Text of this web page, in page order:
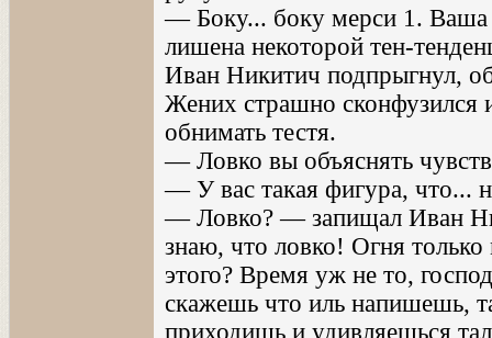
— Боку... боку мерси 1. Ваша
лишена некоторой тен-
Иван Никитич подпрыгнул,
Жених страшно сконфузился
обнимать тестя.
— Ловко вы объяснять
— У вас такая фигура, что...
— Ловко? — запищал Иван
знаю, что ловко! Огня только
этого? Время уж не то,
скажешь что иль напишешь,
приходишь и удивляешься